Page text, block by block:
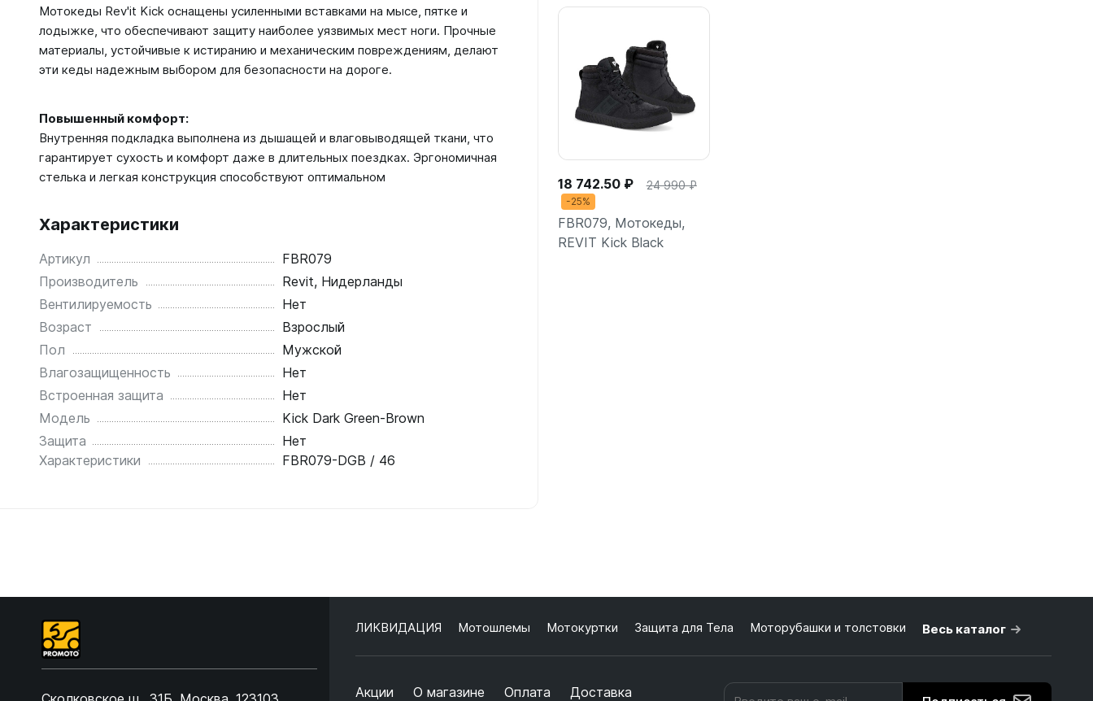
18 742.50 ₽ 24 990 ₽
-25%
FBR079, Мотокеды,
REVIT Kick Black
Мотокеды Rev'it Kick оснащены усиленными вставками на мысе, пятке и
лодыжке, что обеспечивают защиту наиболее уязвимых мест ноги. Прочные
материалы, устойчивые к истиранию и механическим повреждениям, делают
эти кеды надежным выбором для безопасности на дороге.
Повышенный комфорт:
Внутренняя подкладка выполнена из дышащей и влаговыводящей ткани, что
гарантирует сухость и комфорт даже в длительных поездках. Эргономичная
стелька и легкая конструкция способствуют оптимальном
Характеристики
Артикул
FBR079
Производитель
Revit, Нидерланды
Вентилируемость
Нет
Возраст
Взрослый
Пол
Мужской
Влагозащищенность
Нет
Встроенная защита
Нет
Модель
Kick Dark Green-Brown
Защита
Нет
Характеристики
FBR079-DGB / 46
ЛИКВИДАЦИЯ Мотошлемы Мотокуртки Защита для Тела Моторубашки и толстовки Весь каталог
Акции О магазине Оплата Доставка